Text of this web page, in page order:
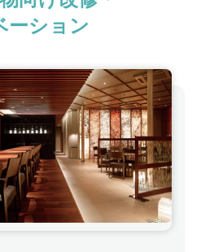
ーション